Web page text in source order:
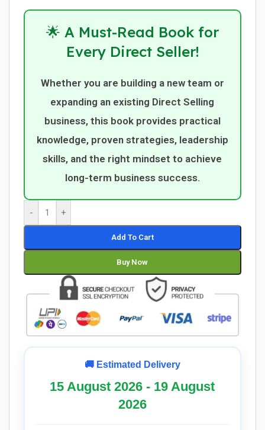
🌟 A Must-Read Book for
Every Direct Seller!
Whether you are building a new team or
expanding an existing Direct Selling
business, this book provides practical
knowledge, proven strategies, leadership
skills, and the right mindset to achieve
long-term business success.
- +
Add To Cart
Buy Now
🚚 Estimated Delivery
15 August 2026 - 19 August
2026